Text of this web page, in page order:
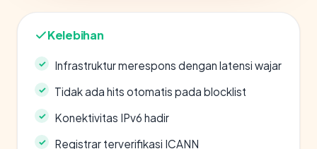
Kelebihan
Infrastruktur merespons dengan latensi wajar
Tidak ada hits otomatis pada blocklist
Konektivitas IPv6 hadir
Registrar terverifikasi ICANN